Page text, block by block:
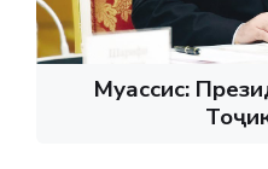
Муассис: